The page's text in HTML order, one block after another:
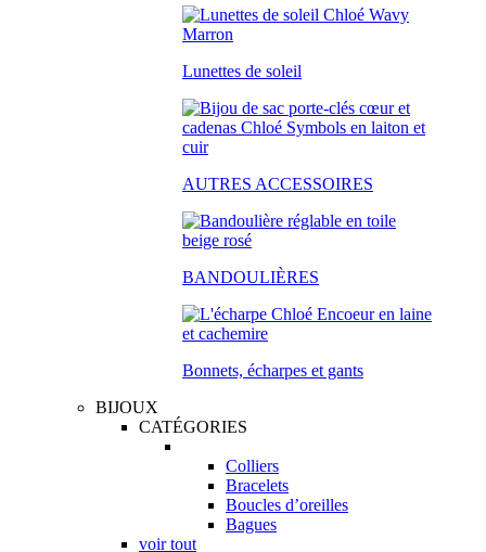
Lunettes de soleil
AUTRES ACCESSOIRES
BANDOULIÈRES
Bonnets, écharpes et gants
BIJOUX
CATÉGORIES
Colliers
Bracelets
Boucles d’oreilles
Bagues
voir tout